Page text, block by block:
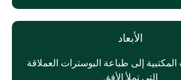
الأبعاد
إلى طباعة البوسترات العملاقة
التي تملأ الأفق